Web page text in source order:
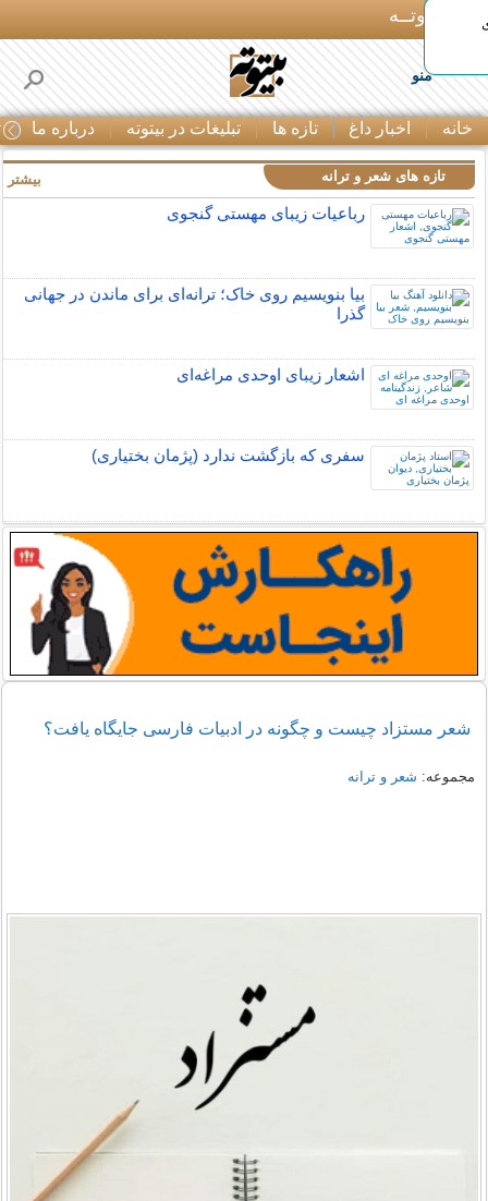
بـیتوتــه
منو
خانه اخبار داغ تازه ها تبلیغات در بیتوته درباره ما
تازه های شعر و ترانه
رباعیات زیبای مهستی گنجوی
بیا بنویسیم روی خاک؛ ترانه‌ای برای ماندن در جهانی
گذرا
اشعار زیبای اوحدی مراغه‌ای
سفری که بازگشت ندارد (پژمان بختیاری)
بیشتر
شعر مستزاد چیست و چگونه در ادبیات فارسی جایگاه یافت؟
مجموعه: شعر و ترانه